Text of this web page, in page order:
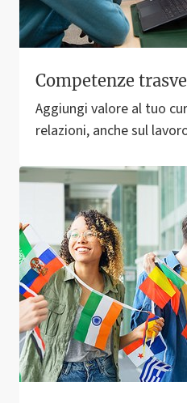
Competenze
Aggiungi valore al tuo
relazioni, anche sul